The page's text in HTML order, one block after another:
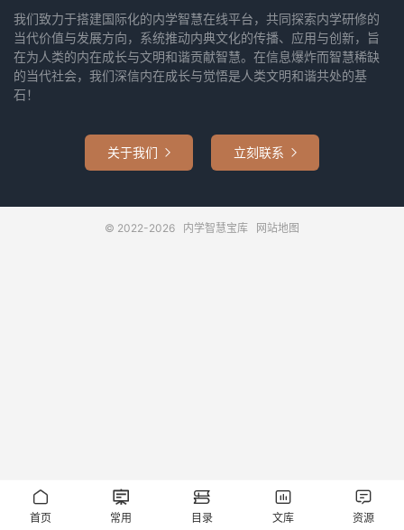
我们致力于搭建国际化的内学智慧在线平台，共同探索内学研修的
当代价值与发展方向，系统推动内典文化的传播、应用与创新，旨
在为人类的内在成长与文明和谐贡献智慧。在信息爆炸而智慧稀缺
的当代社会，我们深信内在成长与觉悟是人类文明和谐共处的基
石！
关于我们  立刻联系 
© 2022-2026 内学智慧宝库 网站地图

首页

常用

目录

文库

资源